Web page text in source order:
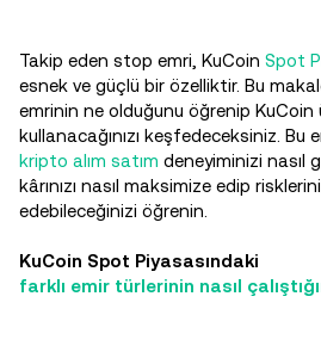
Takip eden stop emri, KuCoin Spot
esnek ve güçlü bir özelliktir. Bu
emrinin ne olduğunu öğrenip KuCoin
kullanacağınızı keşfedeceksiniz. Bu
kripto alım satım deneyiminizi nasıl
kârınızı nasıl maksimize edip
edebileceğinizi öğrenin.
KuCoin Spot Piyasasındaki
farklı emir türlerinin nasıl